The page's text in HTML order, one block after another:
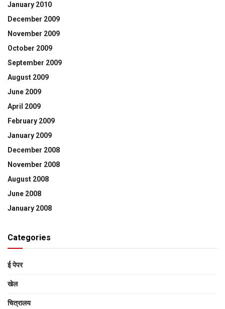
January 2010
December 2009
November 2009
October 2009
September 2009
August 2009
June 2009
April 2009
February 2009
January 2009
December 2008
November 2008
August 2008
June 2008
January 2008
Categories
ई पेपर
खेल
चित्रालय